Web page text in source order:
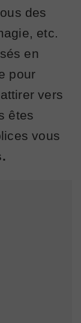
des
etc.
en
pour
vers
êtes
vous